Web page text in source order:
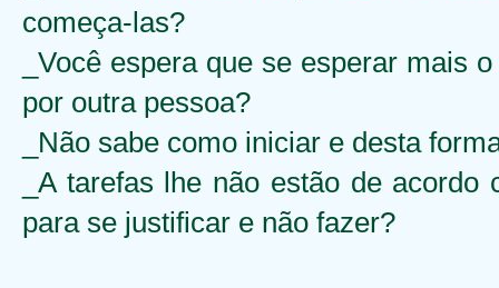
começa-las?
_Você espera que se esperar mais
por outra pessoa?
_Não sabe como iniciar e desta
_A tarefas lhe não estão de
para se justificar e não fazer?